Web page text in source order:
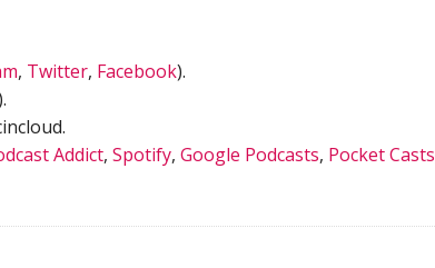
, Twitter, Facebook).
Addict, Spotify, Google Podcasts, Pocket Casts